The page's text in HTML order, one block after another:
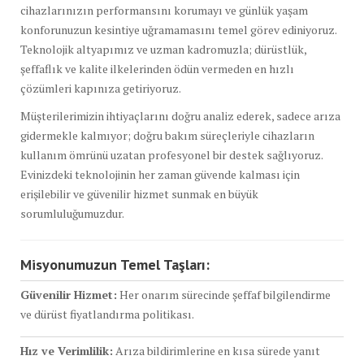
cihazlarınızın performansını korumayı ve günlük yaşam
konforunuzun kesintiye uğramamasını temel görev ediniyoruz.
Teknolojik altyapımız ve uzman kadromuzla; dürüstlük,
şeffaflık ve kalite ilkelerinden ödün vermeden en hızlı
çözümleri kapınıza getiriyoruz.
Müşterilerimizin ihtiyaçlarını doğru analiz ederek, sadece arıza
gidermekle kalmıyor; doğru bakım süreçleriyle cihazların
kullanım ömrünü uzatan profesyonel bir destek sağlıyoruz.
Evinizdeki teknolojinin her zaman güvende kalması için
erişilebilir ve güvenilir hizmet sunmak en büyük
sorumluluğumuzdur.
Misyonumuzun Temel Taşları:
Güvenilir Hizmet: Her onarım sürecinde şeffaf bilgilendirme
ve dürüst fiyatlandırma politikası.
Hız ve Verimlilik: Arıza bildirimlerine en kısa sürede yanıt